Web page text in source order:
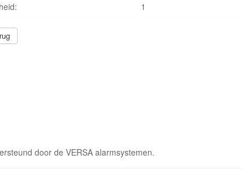
1
door de VERSA alarmsystemen.